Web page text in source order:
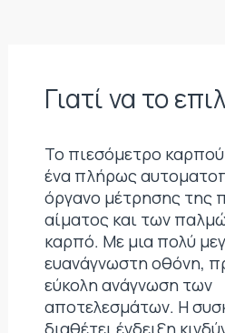
Γιατί να το
Το πιεσόμετρο καρπού
ένα πλήρως
όργανο μέτρησης της
αίματος και των
καρπό. Με μια πολύ
ευανάγνωστη οθόνη,
εύκολη ανάγνωση των
αποτελεσμάτων. Η
διαθέτει ένδειξη